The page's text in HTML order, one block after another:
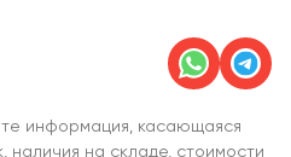
информация, касающаяся
наличия на складе, стоимости